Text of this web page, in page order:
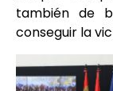
también de
conseguir la